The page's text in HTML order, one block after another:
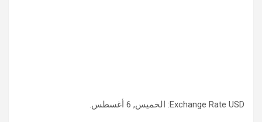
Exchange Rate USD : الخميس, 6 أغسطس.